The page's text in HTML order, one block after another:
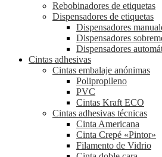
Rebobinadores de etiquetas
Dispensadores de etiquetas
Dispensadores
Dispensadores
Dispensadores
Cintas adhesivas
Cintas embalaje anónimas
Polipropileno
PVC
Cintas Kraft ECO
Cintas adhesivas técnicas
Cinta Americana
Cinta Crepé «Pintor»
Filamento de Vidrio